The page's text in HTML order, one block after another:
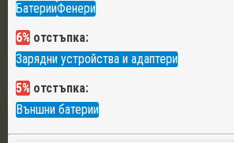
БатерииФенери
6% отстъпка:
Зарядни устройства и адаптери
5% отстъпка:
Външни батерии